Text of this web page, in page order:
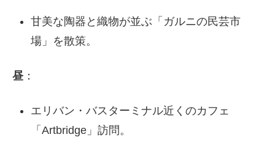
甘美な陶器と織物が並ぶ「ガルニの民芸市
場」を散策。
昼 ：
エリバン・バスターミナル近くのカフェ
「Artbridge」訪問。